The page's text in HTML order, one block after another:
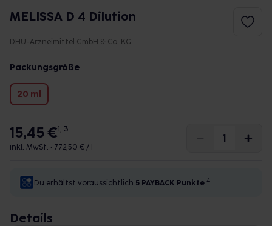
MELISSA D 4 Dilution
DHU-Arzneimittel GmbH & Co. KG
Packungsgröße
20 ml
15,45 €1, 3
inkl. MwSt. • 772,50 € / l
Du erhältst voraussichtlich 5 PAYBACK Punkte 4
Details